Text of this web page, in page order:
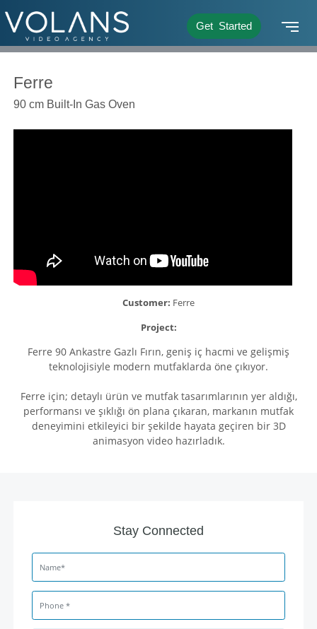
Get Started
Ferre
90 cm Built-In Gas Oven
Customer: Ferre
Project:
Ferre 90 Ankastre Gazlı Fırın, geniş iç hacmi ve gelişmiş
teknolojisiyle modern mutfaklarda öne çıkıyor.
Ferre için; detaylı ürün ve mutfak tasarımlarının yer aldığı,
performansı ve şıklığı ön plana çıkaran, markanın mutfak
deneyimini etkileyici bir şekilde hayata geçiren bir 3D
animasyon video hazırladık.
Stay Connected